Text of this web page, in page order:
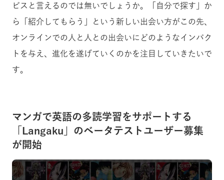
ビスと言えるのでは無いでしょうか。「自分で探す」か
ら「紹介してもらう」という新しい出会い方がこの先、
オンラインでの人と人との出会いにどのようなインパク
トを与え、進化を遂げていくのかを注目していきたいで
す。
マンガで英語の多読学習をサポートする
「Langaku」のベータテストユーザー募集
が開始